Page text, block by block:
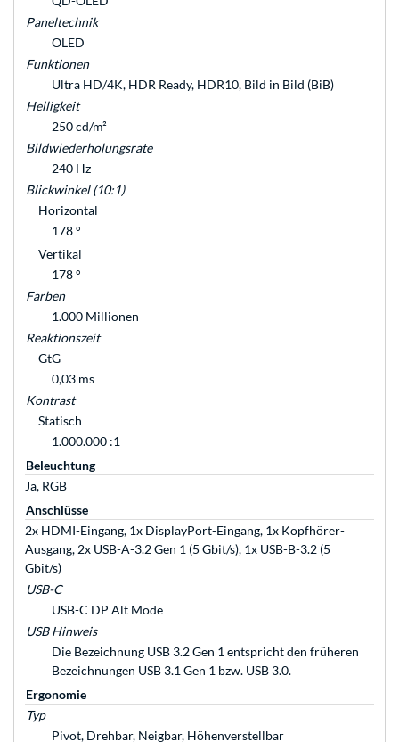
Paneltechnik
OLED
Funktionen
Ultra HD/4K, HDR Ready, HDR10, Bild in Bild (BiB)
Helligkeit
250 cd/m²
Bildwiederholungsrate
240 Hz
Blickwinkel (10:1)
Horizontal
178 °
Vertikal
178 °
Farben
1.000 Millionen
Reaktionszeit
GtG
0,03 ms
Kontrast
Statisch
1.000.000 :1
Beleuchtung
Ja, RGB
Anschlüsse
2x HDMI-Eingang, 1x DisplayPort-Eingang, 1x Kopfhörer-
Ausgang, 2x USB-A-3.2 Gen 1 (5 Gbit/s), 1x USB-B-3.2 (5
Gbit/s)
USB-C
USB-C DP Alt Mode
USB Hinweis
Die Bezeichnung USB 3.2 Gen 1 entspricht den früheren
Bezeichnungen USB 3.1 Gen 1 bzw. USB 3.0.
Ergonomie
Typ
Pivot, Drehbar, Neigbar, Höhenverstellbar